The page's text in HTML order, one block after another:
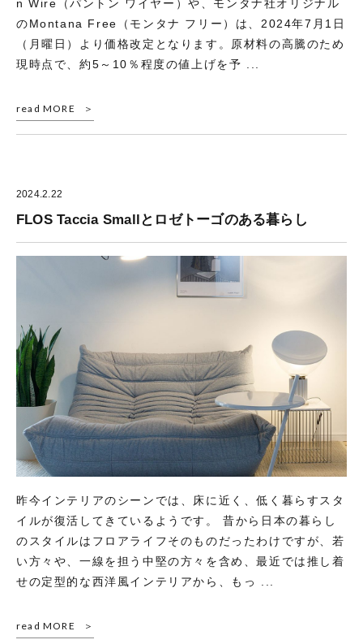
n Wire（パントン ワイヤー）や、モンタナ社オリジナル
のMontana Free（モンタナ フリー）は、2024年7月1日
（月曜日）より価格改定となります。原材料の高騰のため
現時点で、約5～10％程度の値上げを予 ...
read MORE
2024.2.22
FLOS Taccia Smallとロゼトーゴのある暮らし
昨今インテリアのシーンでは、床に近く、低く暮らすスタ
イルが復活してきているようです。 昔から日本の暮らし
のスタイルはフロアライフそのものだったわけですが、若
い方々や、一線を担う中堅の方々を含め、最近では推し着
せの定型的な西洋風インテリアから、もっ ...
read MORE